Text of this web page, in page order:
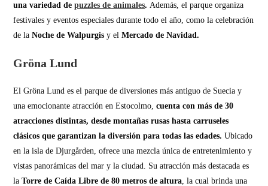
una variedad depuzzles de animales.Además, el parque organiza
festivales y eventos especiales durante todo el año, como la celebración
de laNoche de Walpurgis y elMercado de Navidad.
Gröna Lund
El Gröna Lund es el parque de diversiones más antiguo de Suecia y
una emocionante atracción en Estocolmo,cuenta con más de 30
atracciones distintas, desde montañas rusas hasta carruseles
clásicos que garantizan la diversión para todas las edades.Ubicado
en la isla de Djurgården, ofrece una mezcla única de entretenimiento y
vistas panorámicas del mar y la ciudad. Su atracción más destacada es
laTorre de Caída Libre de 80 metros de altura, la cual brinda una